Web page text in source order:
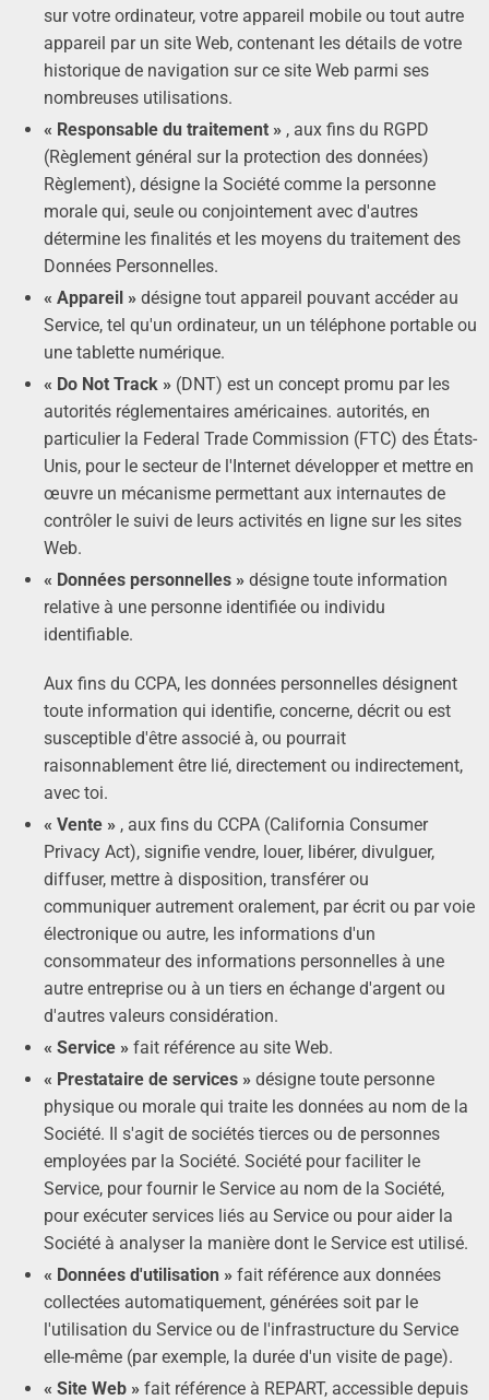
sur votre ordinateur, votre appareil mobile ou tout autre
appareil par un site Web, contenant les détails de votre
historique de navigation sur ce site Web parmi ses
nombreuses utilisations.
« Responsable du traitement » , aux fins du RGPD
(Règlement général sur la protection des données)
Règlement), désigne la Société comme la personne
morale qui, seule ou conjointement avec d'autres
détermine les finalités et les moyens du traitement des
Données Personnelles.
« Appareil » désigne tout appareil pouvant accéder au
Service, tel qu'un ordinateur, un un téléphone portable ou
une tablette numérique.
« Do Not Track » (DNT) est un concept promu par les
autorités réglementaires américaines. autorités, en
particulier la Federal Trade Commission (FTC) des États-
Unis, pour le secteur de l'Internet développer et mettre en
œuvre un mécanisme permettant aux internautes de
contrôler le suivi de leurs activités en ligne sur les sites
Web.
« Données personnelles » désigne toute information
relative à une personne identifiée ou individu
identifiable.
Aux fins du CCPA, les données personnelles désignent
toute information qui identifie, concerne, décrit ou est
susceptible d'être associé à, ou pourrait
raisonnablement être lié, directement ou indirectement,
avec toi.
« Vente » , aux fins du CCPA (California Consumer
Privacy Act), signifie vendre, louer, libérer, divulguer,
diffuser, mettre à disposition, transférer ou
communiquer autrement oralement, par écrit ou par voie
électronique ou autre, les informations d'un
consommateur des informations personnelles à une
autre entreprise ou à un tiers en échange d'argent ou
d'autres valeurs considération.
« Service » fait référence au site Web.
« Prestataire de services » désigne toute personne
physique ou morale qui traite les données au nom de la
Société. Il s'agit de sociétés tierces ou de personnes
employées par la Société. Société pour faciliter le
Service, pour fournir le Service au nom de la Société,
pour exécuter services liés au Service ou pour aider la
Société à analyser la manière dont le Service est utilisé.
« Données d'utilisation » fait référence aux données
collectées automatiquement, générées soit par le
l'utilisation du Service ou de l'infrastructure du Service
elle-même (par exemple, la durée d'un visite de page).
« Site Web » fait référence à REPART, accessible depuis